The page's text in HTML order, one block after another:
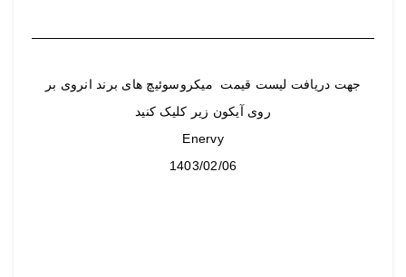
جهت دریافت لیست قیمت میکروسوئیچ های برند انروی بر
روی آیکون زیر کلیک کنید
Enervy
1403/02/06